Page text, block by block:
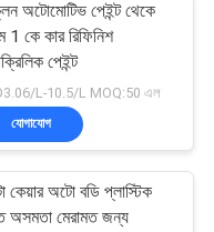
অটোমোটিভ পেইন্ট থেকে
1 কে কার রিফিনিশ
পেইন্ট
L-10.5/L MOQ:50 এল
যোগাযোগ
কেয়ার অটো বডি প্লাস্টিক
অসমতা মেরামত জন্য